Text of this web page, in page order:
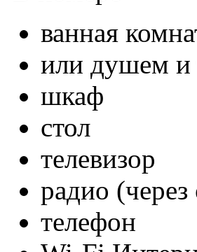
ванная
или душем и
шкаф
стол
телевизор
радио
телефон